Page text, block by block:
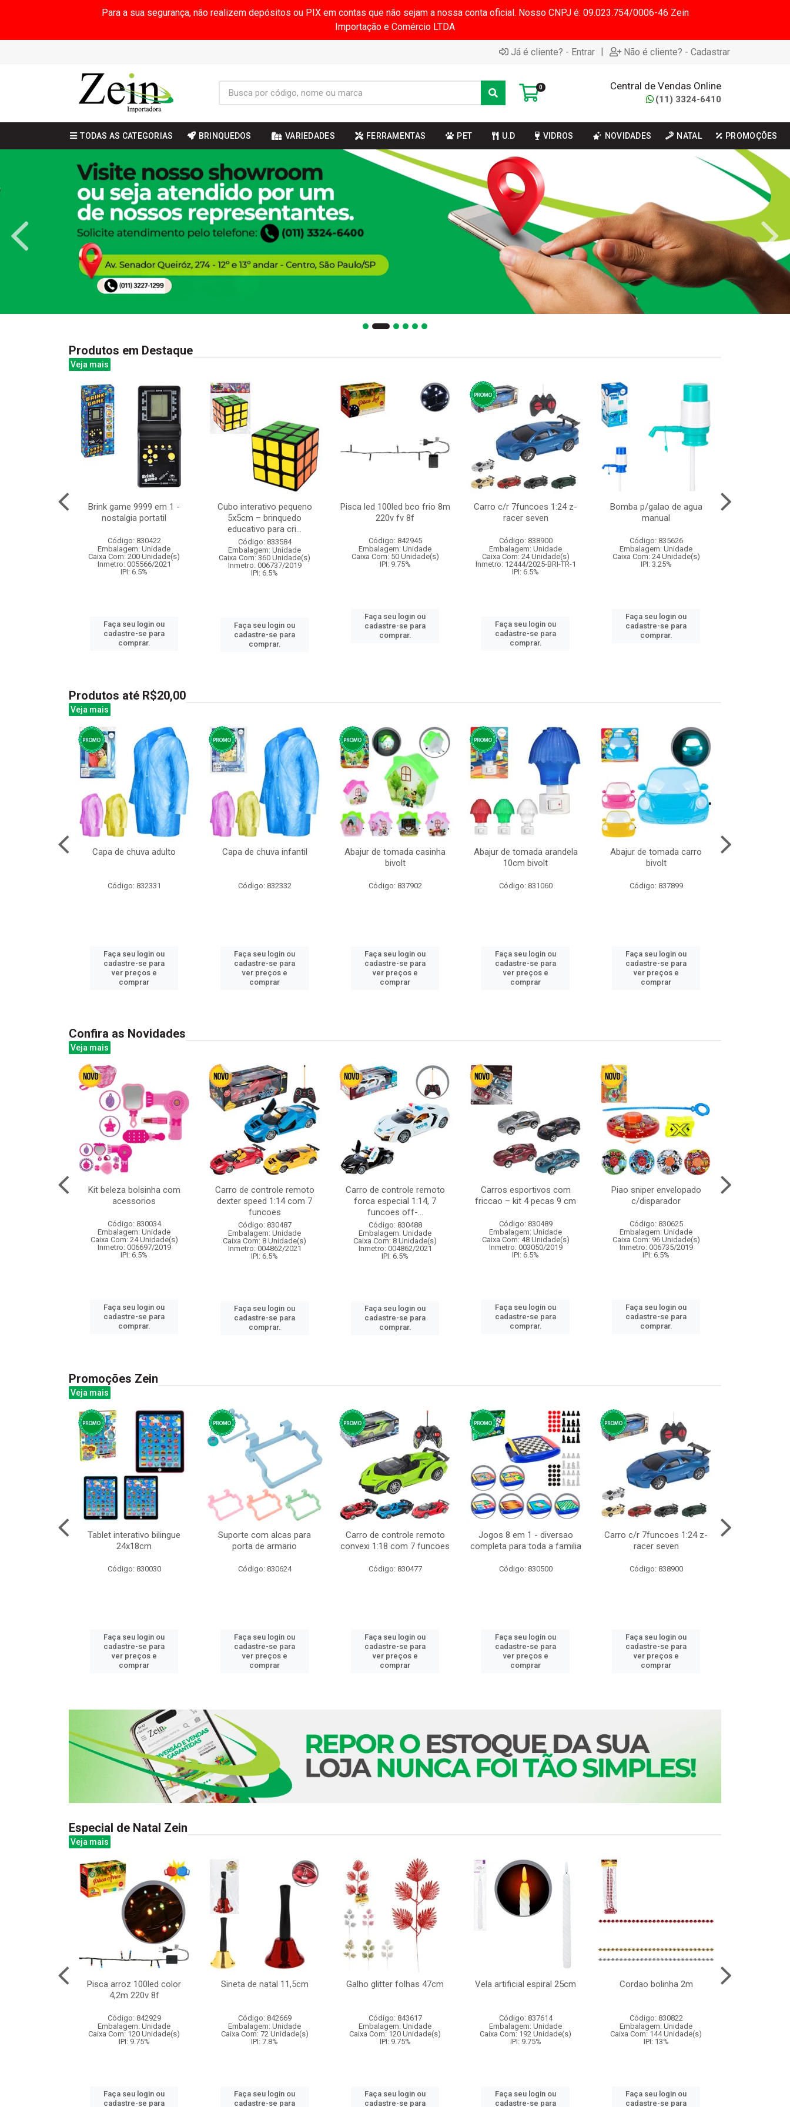
Para a sua segurança, não realizem depósitos ou PIX em contas que não sejam a nossa conta oficial. Nosso CNPJ é: 09.023.754/0006-46 Zein
Importação e Comércio LTDA
Já é cliente? - Entrar | Não é cliente? - Cadastrar
0 Central de Vendas Online
(11) 3324-6410
TODAS AS CATEGORIAS BRINQUEDOS VARIEDADES FERRAMENTAS PET U.D VIDROS NOVIDADES NATAL PROMOÇÕES
Produtos em Destaque
Veja mais
Brink game 9999 em 1 -
nostalgia portatil
Código: 830422
Embalagem: Unidade
Caixa Com: 200 Unidade(s)
Inmetro: 005566/2021
IPI: 6.5%
Faça seu login ou
cadastre-se para
comprar.
Cubo interativo pequeno
5x5cm – brinquedo
educativo para cri...
Código: 833584
Embalagem: Unidade
Caixa Com: 360 Unidade(s)
Inmetro: 006737/2019
IPI: 6.5%
Faça seu login ou
cadastre-se para
comprar.
Pisca led 100led bco frio 8m
220v fv 8f
Código: 842945
Embalagem: Unidade
Caixa Com: 50 Unidade(s)
IPI: 9.75%
Faça seu login ou
cadastre-se para
comprar.
Carro c/r 7funcoes 1:24 z-
racer seven
Código: 838900
Embalagem: Unidade
Caixa Com: 24 Unidade(s)
Inmetro: 12444/2025-BRI-TR-1
IPI: 6.5%
Faça seu login ou
cadastre-se para
comprar.
Bomba p/galao de agua
manual
Código: 835626
Embalagem: Unidade
Caixa Com: 24 Unidade(s)
IPI: 3.25%
Faça seu login ou
cadastre-se para
comprar.
Produtos até R$20,00
Veja mais
Capa de chuva adulto
Código: 832331
Faça seu login ou
cadastre-se para
ver preços e
comprar
Capa de chuva infantil
Código: 832332
Faça seu login ou
cadastre-se para
ver preços e
comprar
Abajur de tomada casinha
bivolt
Código: 837902
Faça seu login ou
cadastre-se para
ver preços e
comprar
Abajur de tomada arandela
10cm bivolt
Código: 831060
Faça seu login ou
cadastre-se para
ver preços e
comprar
Abajur de tomada carro
bivolt
Código: 837899
Faça seu login ou
cadastre-se para
ver preços e
comprar
Confira as Novidades
Veja mais
Kit beleza bolsinha com
acessorios
Código: 830034
Embalagem: Unidade
Caixa Com: 24 Unidade(s)
Inmetro: 006697/2019
IPI: 6.5%
Faça seu login ou
cadastre-se para
comprar.
Carro de controle remoto
dexter speed 1:14 com 7
funcoes
Código: 830487
Embalagem: Unidade
Caixa Com: 8 Unidade(s)
Inmetro: 004862/2021
IPI: 6.5%
Faça seu login ou
cadastre-se para
comprar.
Carro de controle remoto
forca especial 1:14, 7
funcoes off-...
Código: 830488
Embalagem: Unidade
Caixa Com: 8 Unidade(s)
Inmetro: 004862/2021
IPI: 6.5%
Faça seu login ou
cadastre-se para
comprar.
Carros esportivos com
friccao – kit 4 pecas 9 cm
Código: 830489
Embalagem: Unidade
Caixa Com: 48 Unidade(s)
Inmetro: 003050/2019
IPI: 6.5%
Faça seu login ou
cadastre-se para
comprar.
Piao sniper envelopado
c/disparador
Código: 830625
Embalagem: Unidade
Caixa Com: 96 Unidade(s)
Inmetro: 006735/2019
IPI: 6.5%
Faça seu login ou
cadastre-se para
comprar.
Promoções Zein
Veja mais
Tablet interativo bilingue
24x18cm
Código: 830030
Faça seu login ou
cadastre-se para
ver preços e
comprar
Suporte com alcas para
porta de armario
Código: 830624
Faça seu login ou
cadastre-se para
ver preços e
comprar
Carro de controle remoto
convexi 1:18 com 7 funcoes
Código: 830477
Faça seu login ou
cadastre-se para
ver preços e
comprar
Jogos 8 em 1 - diversao
completa para toda a familia
Código: 830500
Faça seu login ou
cadastre-se para
ver preços e
comprar
Carro c/r 7funcoes 1:24 z-
racer seven
Código: 838900
Faça seu login ou
cadastre-se para
ver preços e
comprar
Especial de Natal Zein
Veja mais
Pisca arroz 100led color
4,2m 220v 8f
Código: 842929
Embalagem: Unidade
Caixa Com: 120 Unidade(s)
IPI: 9.75%
Faça seu login ou
cadastre-se para
Sineta de natal 11,5cm
Código: 842669
Embalagem: Unidade
Caixa Com: 72 Unidade(s)
IPI: 7.8%
Faça seu login ou
cadastre-se para
Galho glitter folhas 47cm
Código: 843617
Embalagem: Unidade
Caixa Com: 120 Unidade(s)
IPI: 9.75%
Faça seu login ou
cadastre-se para
Vela artificial espiral 25cm
Código: 837614
Embalagem: Unidade
Caixa Com: 192 Unidade(s)
IPI: 9.75%
Faça seu login ou
cadastre-se para
Cordao bolinha 2m
Código: 830822
Embalagem: Unidade
Caixa Com: 144 Unidade(s)
IPI: 13%
Faça seu login ou
cadastre-se para